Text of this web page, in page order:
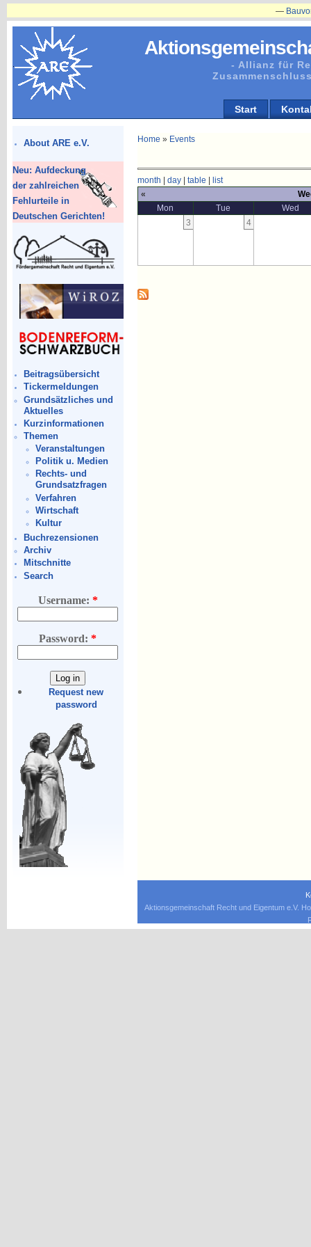
- Allianz für
Start
About ARE e.V.
Neu: Aufdeckung
der zahlreichen
Fehlurteile in
Deutschen Gerichten!
Beitragsübersicht
Tickermeldungen
Grundsätzliches und
Aktuelles
Kurzinformationen
Themen
Veranstaltungen
Politik u. Medien
Rechts- und
Grundsatzfragen
Verfahren
Wirtschaft
Kultur
Buchrezensionen
Archiv
Mitschnitte
Search
Username: *
Password:*
Request new
password
Home » Events
month day| table
list
«
Mon
Tue
Wed
3
4
Aktionsgemeinschaft Recht und Eigentum e.V.